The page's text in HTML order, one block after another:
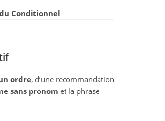
Conditionnel
ordre, d’une recommandation
sans pronom et la phrase